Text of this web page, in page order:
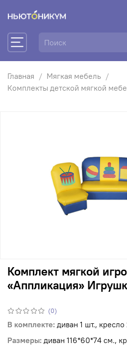
Главная
Мягкая мебель
Комплекты детской мягкой
(0)
Комплект мягкой
«Аппликация»
В комплекте: диван 1 шт., кресло
Размеры: диван 116*60*74 см.,